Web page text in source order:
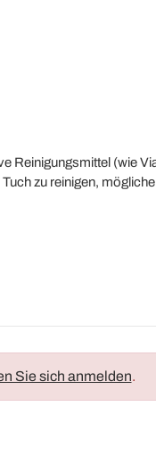
Reinigungsmittel (wie
zu reinigen,
Sie sich anmelden.